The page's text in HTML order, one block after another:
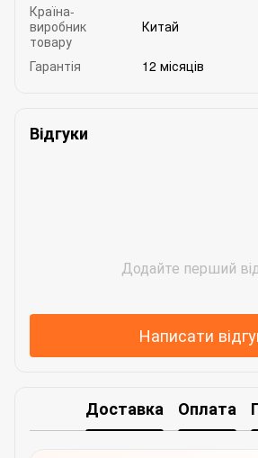
Країна-
виробник
товару
Китай
Гарантія 12 місяців
Відгуки
Додайте перший
Написати
Доставка Оплата